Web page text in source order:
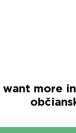
want more